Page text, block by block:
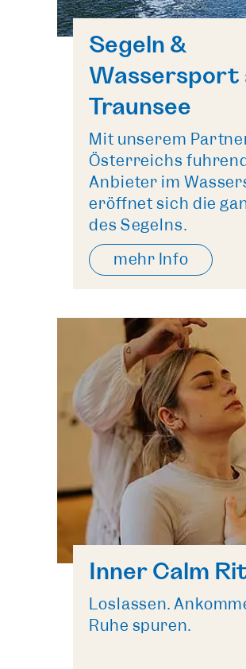
Segeln &
Wassersport
Traunsee
Mit unserem
Österreichs
Anbieter im
eröffnet sich die
des Segelns.
mehr Info
Inner Calm
Loslassen.
Ruhe spüren.